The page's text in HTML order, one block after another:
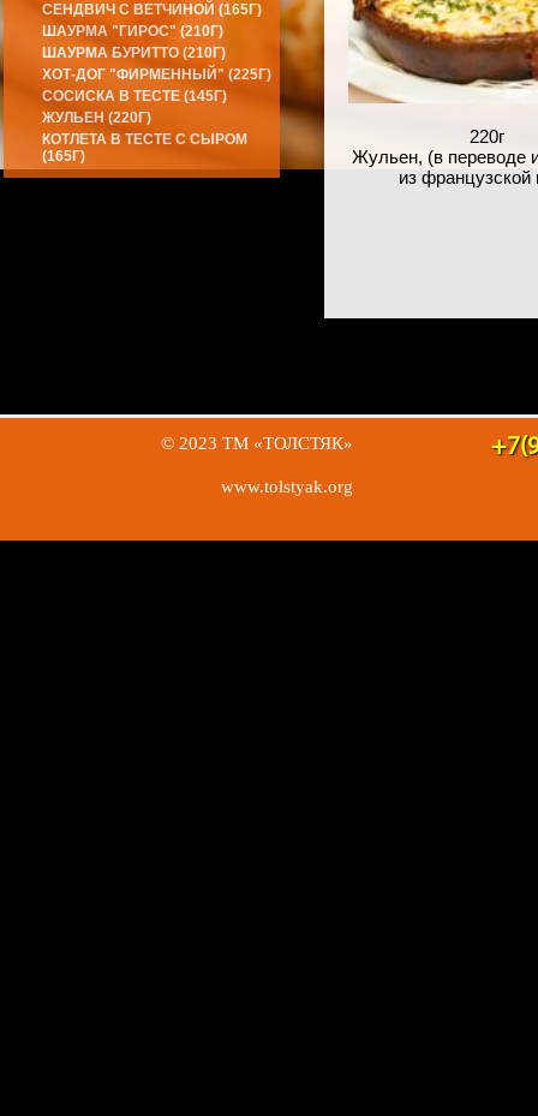
СЕНДВИЧ С ВЕТЧИНОЙ (165Г)
ШАУРМА "ГИРОС" (210Г)
ШАУРМА БУРИТТО (210Г)
ХОТ-ДОГ "ФИРМЕННЫЙ" (225Г)
СОСИСКА В ТЕСТЕ (145Г)
ЖУЛЬЕН (220Г)
КОТЛЕТА В ТЕСТЕ С СЫРОМ
(165Г)
220г
Жульен, (в переводе
из французской
© 2023 ТМ «ТОЛСТЯК»
www.tolstyak.org